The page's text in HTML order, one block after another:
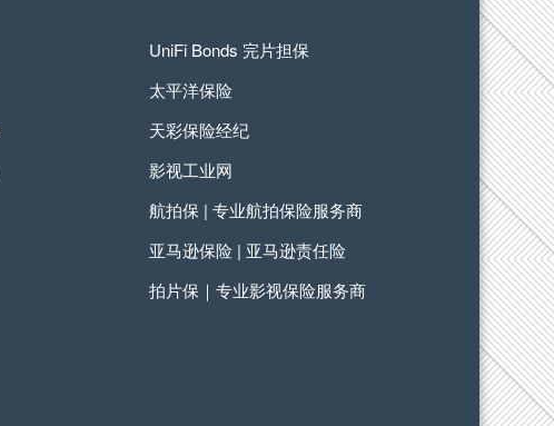
UniFi Bonds 完片担保
太平洋保险
天彩保险经纪
影视工业网
航拍保 | 专业航拍保险服务商
亚马逊保险 | 亚马逊责任险
拍片保｜专业影视保险服务商